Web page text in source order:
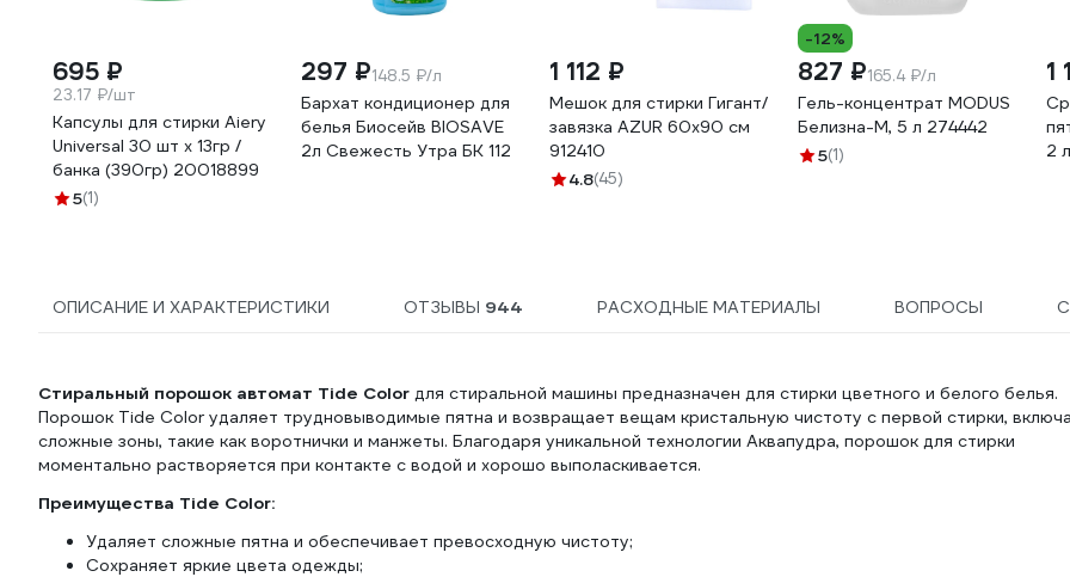
695 ₽
23.17 ₽/шт
Капсулы для стирки Aiery
Universal 30 шт х 13гр /
банка (390гр) 20018899
5(1)
297 ₽148.5 ₽/л
Бархат кондиционер для
белья Биосейв BIOSAVE
2л Свежесть Утра БК 112
1 112 ₽
Мешок для стирки Гигант/
завязка AZUR 60x90 см
912410
4.8(45)
-12%
827 ₽165.4 ₽/л
Гель-концентрат MODUS
Белизна-М, 5 л 274442
5(1)
1
2
ОПИСАНИЕ И ХАРАКТЕРИСТИКИ ОТЗЫВЫ 944 РАСХОДНЫЕ МАТЕРИАЛЫ ВОПРОСЫ
Стиральный порошок автомат Tide Color для стиральной машины предназначен для стирки цветного и белого белья.
Порошок Tide Color удаляет трудновыводимые пятна и возвращает вещам кристальную чистоту с первой стирки,
сложные зоны, такие как воротнички и манжеты. Благодаря уникальной технологии Аквапудра, порошок для стирки
моментально растворяется при контакте с водой и хорошо выполаскивается.
Преимущества Tide Color:
Удаляет сложные пятна и обеспечивает превосходную чистоту;
Сохраняет яркие цвета одежды;